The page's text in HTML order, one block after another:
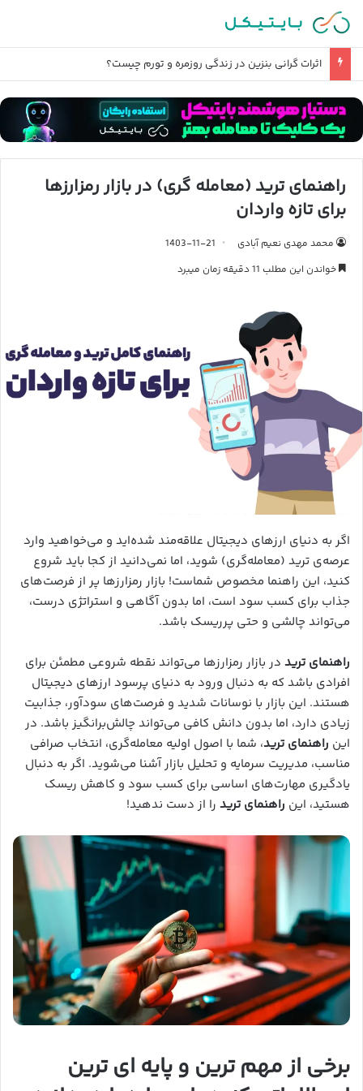
اثرات گرانی بنزین در زندگی روزمره و تورم چیست؟
راهنمای ترید (معامله گری) در بازار رمزارزها
برای تازه واردان
محمد مهدی نعیم آبادی
1403-11-21
خواندن این مطلب 11 دقیقه زمان میبرد
اگر به دنیای ارزهای دیجیتال علاقه‌مند شده‌اید و می‌خواهید وارد
عرصه‌ی ترید (معامله‌گری) شوید، اما نمی‌دانید از کجا باید شروع
کنید، این راهنما مخصوص شماست! بازار رمزارزها پر از فرصت‌های
جذاب برای کسب سود است، اما بدون آگاهی و استراتژی درست،
می‌تواند چالشی و حتی پرریسک باشد.
راهنمای ترید در بازار رمزارزها می‌تواند نقطه شروعی مطمئن برای
افرادی باشد که به دنبال ورود به دنیای پرسود ارزهای دیجیتال
هستند. این بازار با نوسانات شدید و فرصت‌های سودآور، جذابیت
زیادی دارد، اما بدون دانش کافی می‌تواند چالش‌برانگیز باشد. در
این راهنمای ترید، شما با اصول اولیه معامله‌گری، انتخاب صرافی
مناسب، مدیریت سرمایه و تحلیل بازار آشنا می‌شوید. اگر به دنبال
یادگیری مهارت‌های اساسی برای کسب سود و کاهش ریسک
هستید، این راهنمای ترید را از دست ندهید!
برخی از مهم ترین و پایه ای ترین